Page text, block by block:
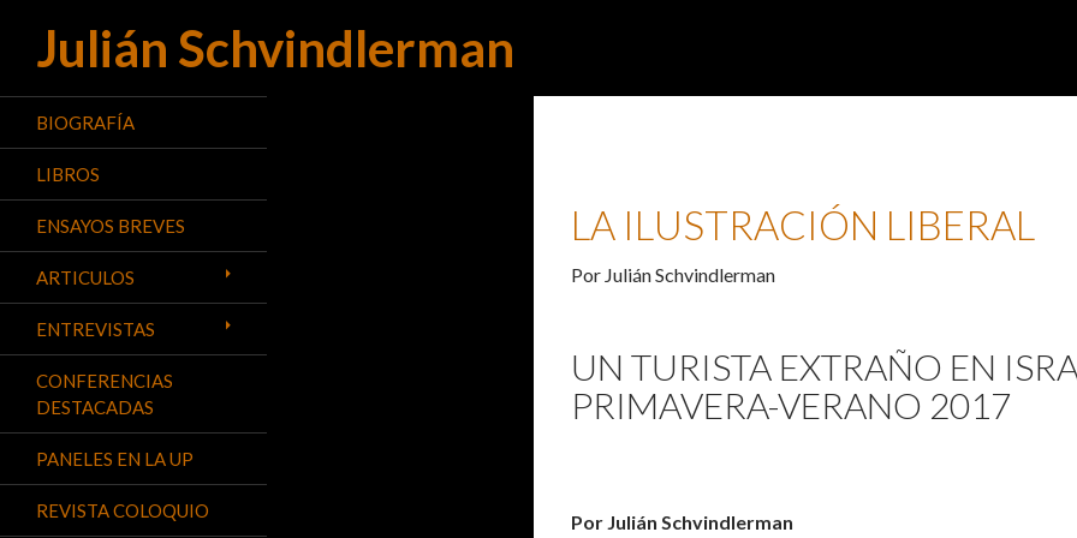
Julián Schvindlerman
Buscar
LA ILUSTRACIÓN LIBERAL
Por Julián Schvindlerman
UN TURISTA EXTRAÑO EN
PRIMAVERA-VERANO 2017
Por Julián Schvindlerman
BIOGRAFÍA
LIBROS
ENSAYOS BREVES
ARTICULOS
ENTREVISTAS
CONFERENCIAS
DESTACADAS
PANELES EN LA UP
REVISTA COLOQUIO